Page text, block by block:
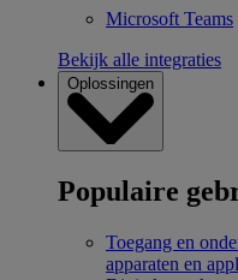
Microsoft Teams
Bekijk alle integraties
Oplossingen
Populaire
Toegang en
apparaten en